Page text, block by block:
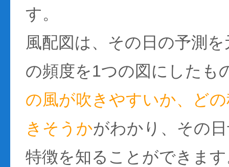
す。
風配図は、その日の予測
の頻度を1つの図にしたも
の風が吹きやすいか、ど
きそうかがわかり、その
特徴を知ることができま